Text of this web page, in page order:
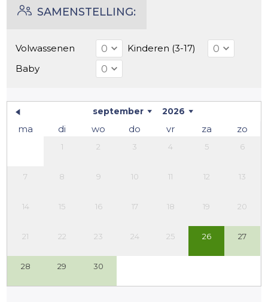
SAMENSTELLING:
Volwassenen
Kinderen (3-17)
Baby
september 2026
ma di wo do vr za zo
1 2 3 4 5 6
7 8 9 10 11 12 13
14 15 16 17 18 19 20
21 22 23 24 25 26 27
28 29 30